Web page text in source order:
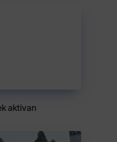
aktivan